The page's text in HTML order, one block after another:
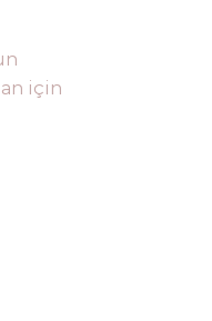
için